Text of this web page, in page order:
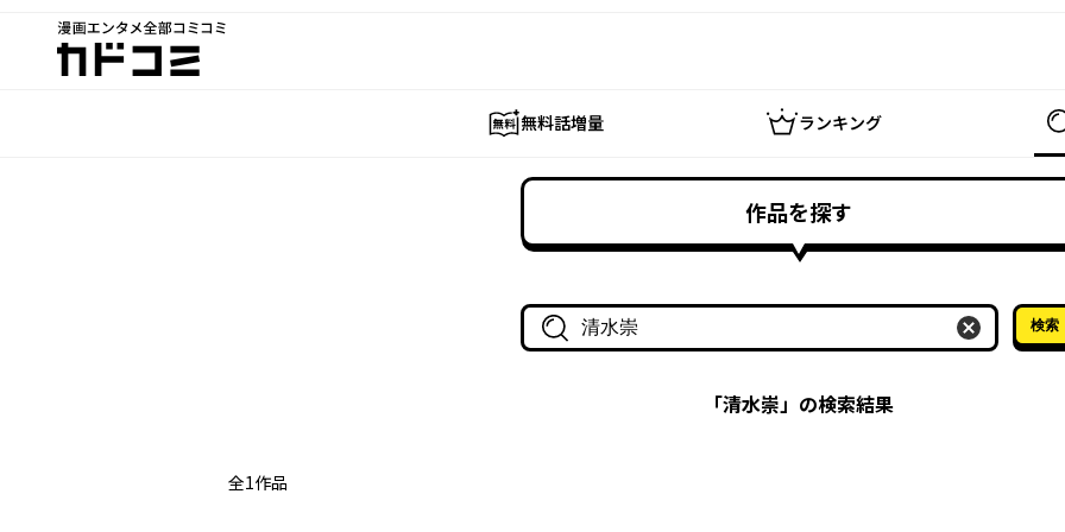
漫画エンタメ全部コミコミ
カドコミ
無料話増量 ランキング
作品を探す
作品名・作家名で探す
検索
「清水崇」の検索結果
全1作品